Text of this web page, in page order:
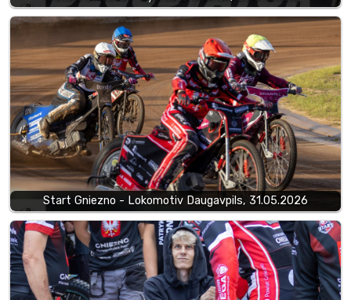
Start Gniezno - Lokomotiv Daugavpils, 31.05.2026